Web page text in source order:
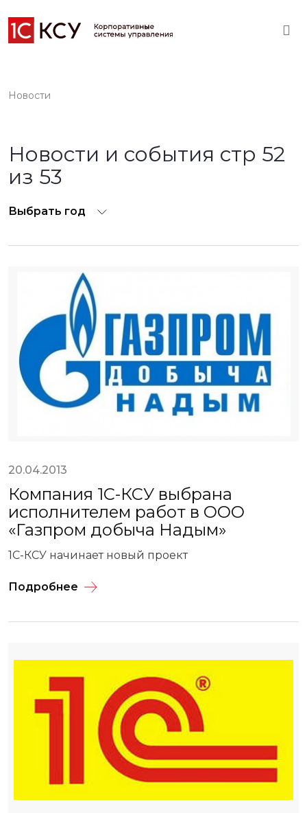
Новости
Новости и события стр 52
из 53
Выбрать год
20.04.2013
Компания 1С-КСУ выбрана
исполнителем работ в ООО
«Газпром добыча Надым»
1С-КСУ начинает новый проект
Подробнее